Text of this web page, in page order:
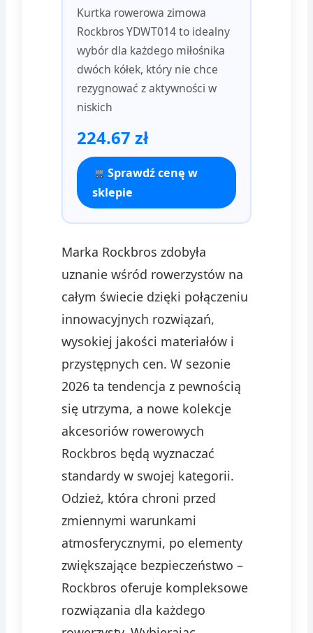
Kurtka rowerowa zimowa
Rockbros YDWT014 to idealny
wybór dla każdego miłośnika
dwóch kółek, który nie chce
rezygnować z aktywności w
niskich
224.67 zł
Sprawdź cenę w
sklepie
Marka Rockbros zdobyła
uznanie wśród rowerzystów na
całym świecie dzięki połączeniu
innowacyjnych rozwiązań,
wysokiej jakości materiałów i
przystępnych cen. W sezonie
2026 ta tendencja z pewnością
się utrzyma, a nowe kolekcje
akcesoriów rowerowych
Rockbros będą wyznaczać
standardy w swojej kategorii.
Odzież, która chroni przed
zmiennymi warunkami
atmosferycznymi, po elementy
zwiększające bezpieczeństwo –
Rockbros oferuje kompleksowe
rozwiązania dla każdego